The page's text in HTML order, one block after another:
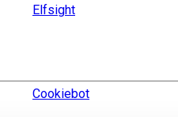
Elfsight
Cookiebot